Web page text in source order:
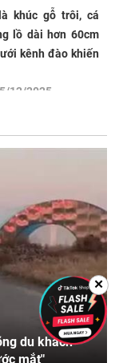
khúc gỗ trôi, cá
lồ dài hơn 60cm
kênh đào khiến
12/2025
du khách
mắt"
✕